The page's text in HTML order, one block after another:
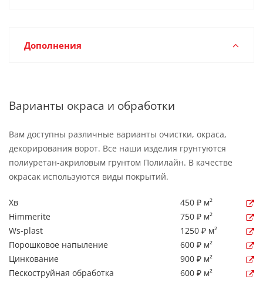
Дополнения
Варианты окраса и обработки
Вам доступны различные варианты очистки, окраса,
декорирования ворот. Все наши изделия грунтуются
полиуретан-акриловым грунтом Полилайн. В качестве
окрасак используются виды покрытий.
Хв
450 ₽ м²
Himmerite
750 ₽ м²
Ws-plast
1250 ₽ м²
Порошковое напыление
600 ₽ м²
Цинкование
900 ₽ м²
Пескоструйная обработка
600 ₽ м²